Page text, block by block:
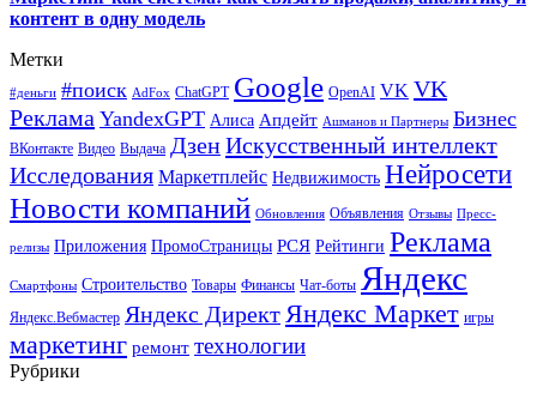
контент в одну модель
Метки
#деньги #поиск AdFox ChatGPT Google OpenAI VK VK
Реклама YandexGPT Алиса Апдейт Ашманов и Партнеры Бизнес
ВКонтакте Видео Выдача ДзенИскусственный интеллект
Исследования Маркетплейс Недвижимость Нейросети
Новости компаний Обновления Объявления Отзывы Пресс-
релизы Приложения ПромоСтраницы РСЯ Рейтинги Реклама
Смартфоны Строительство Товары Финансы Чат-боты Яндекс
Яндекс.Вебмастер Яндекс Директ Яндекс Маркет игры
маркетинг ремонт технологии
Рубрики